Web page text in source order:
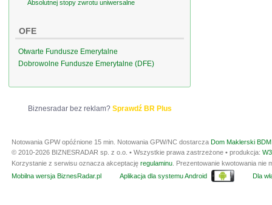
Absolutnej stopy zwrotu uniwersalne
OFE
Otwarte Fundusze Emerytalne
Dobrowolne Fundusze Emerytalne (DFE)
Biznesradar bez reklam? Sprawdź BR Plus
Notowania GPW opóźnione 15 min. Notowania GPW/NC dostarcza Dom Maklerski
© 2010-2026 BIZNESRADAR sp. z o.o. • Wszystkie prawa zastrzeżone • produkcja:
Korzystanie z serwisu oznacza akceptację regulaminu . Prezentowanie kwotowania
Mobilna wersja BiznesRadar.pl
Aplikacja dla systemu Android Dla